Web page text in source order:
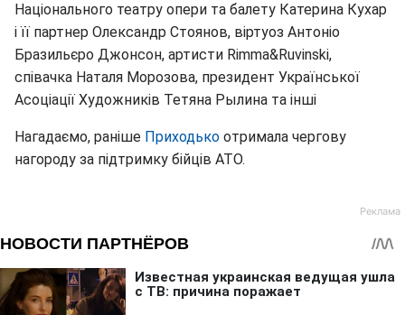
Національного театру опери та балету Катерина Кухар
і її партнер Олександр Стоянов, віртуоз Антоніо
Бразильєро Джонсон, артисти Rimma&Ruvinski,
співачка Наталя Морозова, президент Української
Асоціації Художників Тетяна Рылина та інші
Нагадаємо, раніше Приходько отримала чергову
нагороду за підтримку бійців АТО.